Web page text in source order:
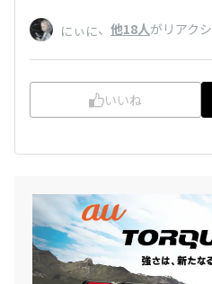
にぃに、 他18人がリアク
いいね